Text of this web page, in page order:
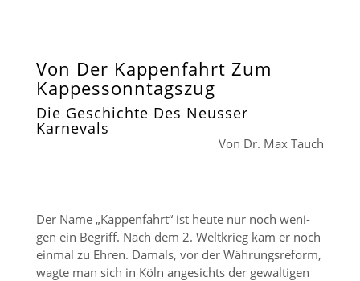
Von Der Kappenfahrt Zum
Kappessonntagszug
Die Geschichte Des Neusser
Karnevals
Von Dr. Max Tauch
Der Name „Kappenfahrt“ ist heute nur noch weni­
gen ein Begriff. Nach dem 2. Weltkrieg kam er noch
einmal zu Ehren. Damals, vor der Währungsreform,
wagte man sich in Köln angesichts der gewaltigen